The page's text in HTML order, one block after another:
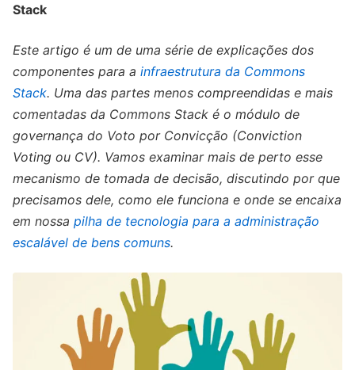
Stack
Este artigo é um de uma série de explicações dos
componentes para a infraestrutura da Commons
Stack. Uma das partes menos compreendidas e mais
comentadas da Commons Stack é o módulo de
governança do Voto por Convicção (Conviction
Voting ou CV). Vamos examinar mais de perto esse
mecanismo de tomada de decisão, discutindo por que
precisamos dele, como ele funciona e onde se encaixa
em nossa pilha de tecnologia para a administração
escalável de bens comuns.